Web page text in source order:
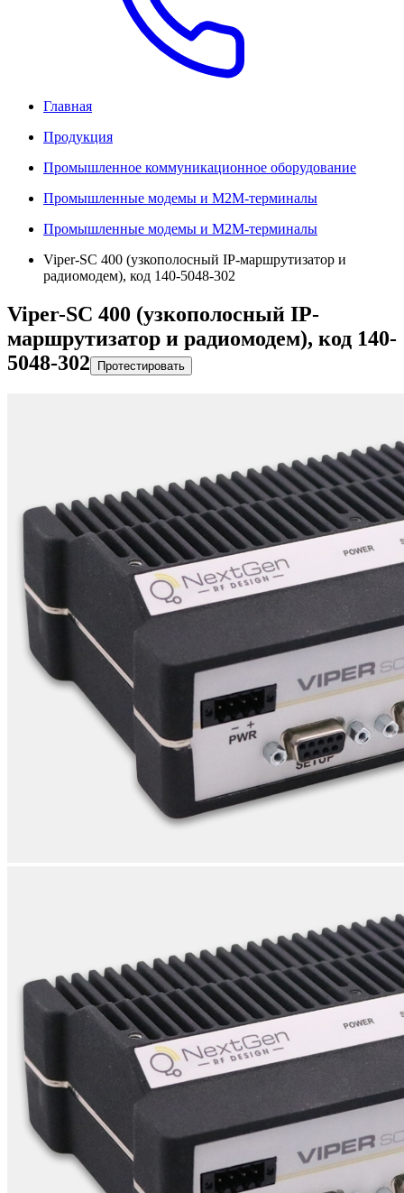
Главная
Продукция
Промышленное коммуникационное оборудование
Промышленные модемы и M2M-терминалы
Промышленные модемы и M2M-терминалы
Viper-SC 400 (узкополосный IP-маршрутизатор и
радиомодем), код 140-5048-302
Viper-SC 400 (узкополосный IP-
маршрутизатор и радиомодем), код 140-
5048-302
Протестировать